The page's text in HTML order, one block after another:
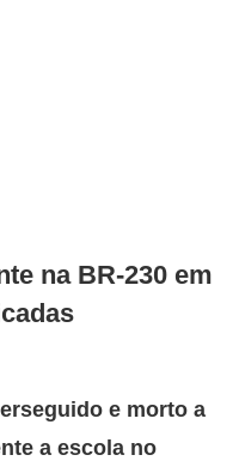
na BR-230 em
e morto a
a escola no